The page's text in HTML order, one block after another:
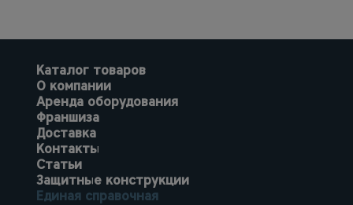
Каталог товаров
О компании
Аренда оборудования
Франшиза
Доставка
Контакты
Статьи
Защитные конструкции
Единая справочная